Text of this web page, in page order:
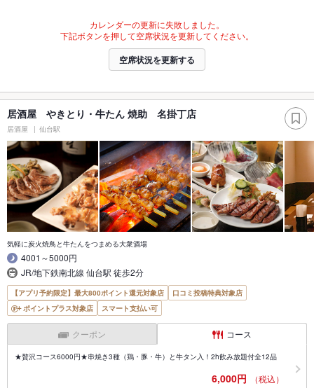
カレンダーの更新に失敗しました。
下記ボタンを押して空席状況を更新してください。
空席状況を更新する
居酒屋 やきとり・牛たん 焼助 名掛丁店
居酒屋 仙台駅
気軽に炭火焼鳥と牛たんをつまめる大衆酒場
4001～5000円
JR/地下鉄南北線 仙台駅 徒歩2分
【アプリ予約限定】最大800ポイント還元対象店
口コミ投稿特典対象店
ポイントプラス対象店
スマート支払い可
クーポン コース
★贅沢コース6000円★串焼き3種（鶏・豚・牛）と牛タン入！2h飲み放題付全12品
6,000円 （税込）